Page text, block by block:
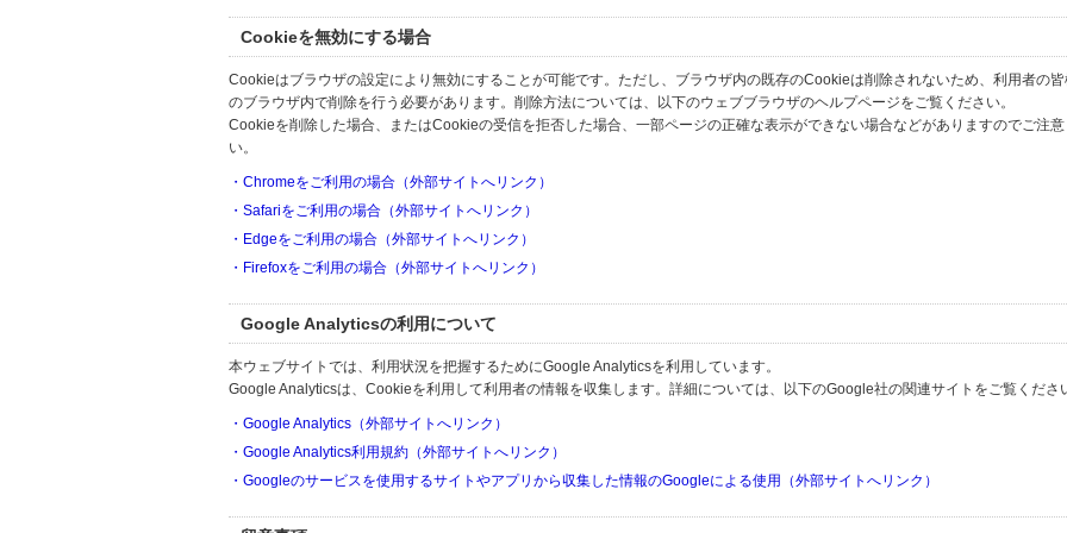
Cookieを無効にする場合
Cookieはブラウザの設定により無効にすることが可能です。ただし、ブラウザ内の既存のCookieは削除されないため、利用者の
のブラウザ内で削除を行う必要があります。削除方法については、以下のウェブブラウザのヘルプページをご覧ください。
Cookieを削除した場合、またはCookieの受信を拒否した場合、一部ページの正確な表示ができない場合などがありますのでご注意
い。
・Chromeをご利用の場合（外部サイトへリンク）
・Safariをご利用の場合（外部サイトへリンク）
・Edgeをご利用の場合（外部サイトへリンク）
・Firefoxをご利用の場合（外部サイトへリンク）
Google Analyticsの利用について
本ウェブサイトでは、利用状況を把握するためにGoogle Analyticsを利用しています。
Google Analyticsは、Cookieを利用して利用者の情報を収集します。詳細については、以下のGoogle社の関連サイトをご覧くださ
・Google Analytics（外部サイトへリンク）
・Google Analytics利用規約（外部サイトへリンク）
・Googleのサービスを使用するサイトやアプリから収集した情報のGoogleによる使用（外部サイトへリンク）